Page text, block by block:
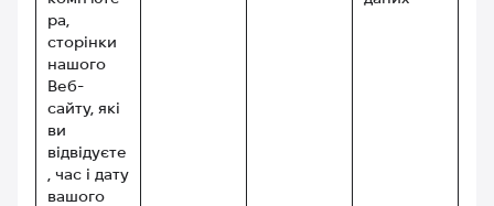
ра,
сторінки
нашого
Веб-
сайту, які
ви
відвідуєте
, час і дату
вашого